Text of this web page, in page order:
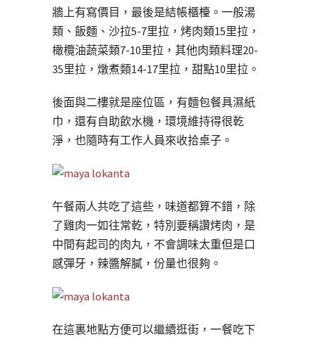
牆上有寫價目，最後是結帳櫃檯。一般湯
類、飯麵、沙拉5-7里拉，烤肉類15里拉，
橄欖油蔬菜類7-10里拉，其他肉類料理20-
35里拉，燉煮類14-17里拉，甜點10里拉。
後面與二樓就是座位區，有麵包餐具濕紙
巾，還有自助飲水機，環境維持得很乾
淨，也隨時有工作人員來收拾桌子。
午餐兩人共吃了這些，味道都算不錯，除
了雞肉一如往常乾，特別要稱讚烤肉，是
中間有起司的肉丸，不會調味太重但是口
感彈牙，辣醬解膩，份量也很夠。
在這裏地點方便可以繼續逛街，一餐吃下